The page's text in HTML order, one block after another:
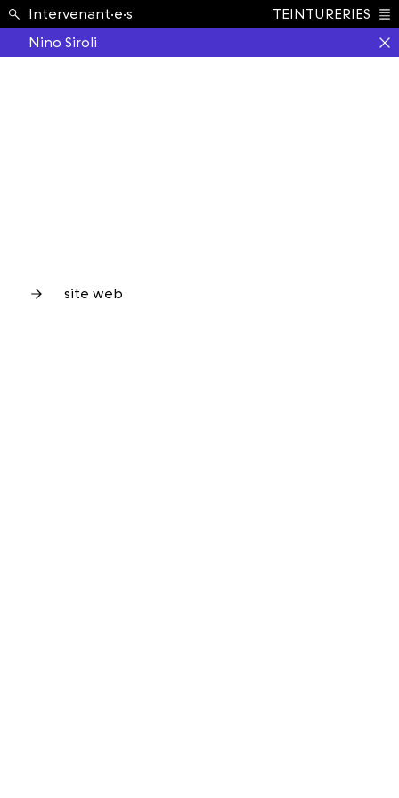
École ›
Intervenant·e·s
TEINTURERIES
Nino Siroli
site web